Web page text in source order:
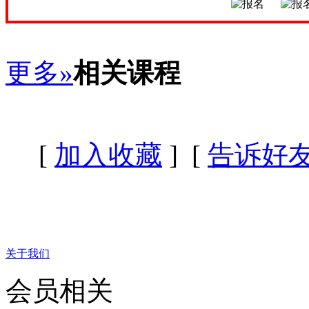
更多»相关课程
[ 加入收藏 ] [ 告诉好
关于我们
会员相关